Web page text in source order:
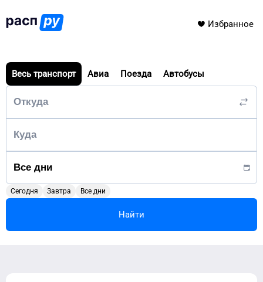
Избранное
Весь транспорт Авиа Поезда Автобусы
Сегодня Завтра Все дни
Найти